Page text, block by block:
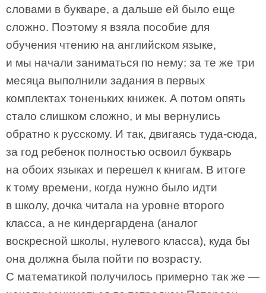
словами в букваре, а дальше ей было еще
сложно. Поэтому я взяла пособие для
обучения чтению на английском языке,
и мы начали заниматься по нему: за те же три
месяца выполнили задания в первых
комплектах тоненьких книжек. А потом опять
стало слишком сложно, и мы вернулись
обратно к русскому. И так, двигаясь туда-сюда,
за год ребенок полностью освоил букварь
на обоих языках и перешел к книгам. В итоге
к тому времени, когда нужно было идти
в школу, дочка читала на уровне второго
класса, а не киндергардена (аналог
воскресной школы, нулевого класса), куда бы
она должна была пойти по возрасту.
С математикой получилось примерно так же —